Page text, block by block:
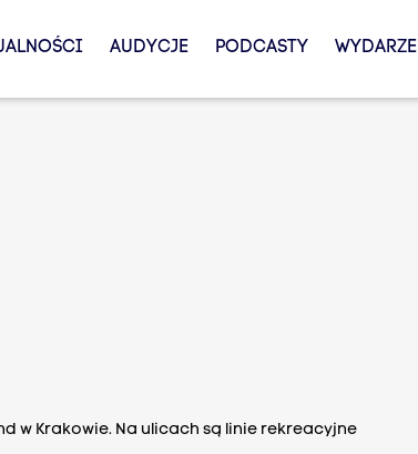
AUDYCJE PODCASTY
w Krakowie. Na ulicach są linie rekreacyjne